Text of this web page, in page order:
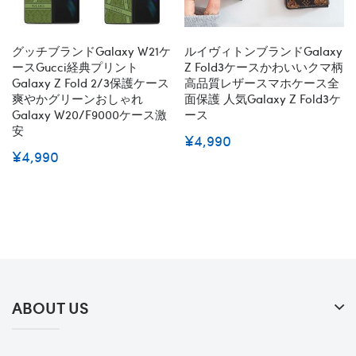
グッチブランドGalaxy W21ケ
ースGucci経典プリント
Galaxy Z Fold 2/3保護ケース
爽やかグリーンおしゃれ
Galaxy W20/f9000ケース激
安
¥4,990
ルイヴィトンブランドGalaxy
Z Fold3ケースかわいいクマ柄
高品質レザースマホケース全
面保護 人気Galaxy Z Fold3ケ
ース
¥4,990
ABOUT US